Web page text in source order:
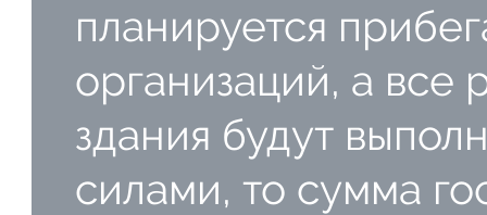
планируется
организаций, а все
здания будут
силами, то сумма